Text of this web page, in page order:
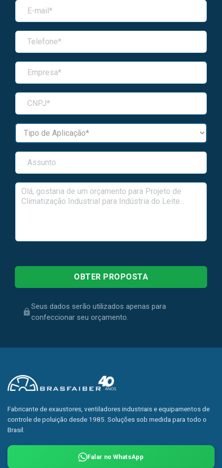
Seus dados serão utilizados apenas para
confeccionar seu orçamento.
Fabricante de exaustores, ventiladores industriais e equipamentos de
controle de poluição desde 1985. Soluções sob medida para todo o
Brasil.
Falar no WhatsApp